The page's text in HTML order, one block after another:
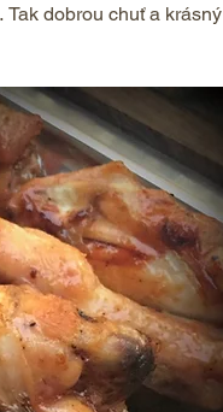
dobrou chuť a krásný